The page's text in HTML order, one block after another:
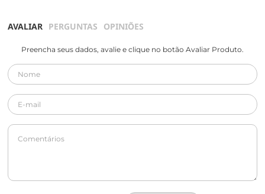
AVALIAR PERGUNTAS OPINIÕES
Preencha seus dados, avalie e clique no botão Avaliar Produto.